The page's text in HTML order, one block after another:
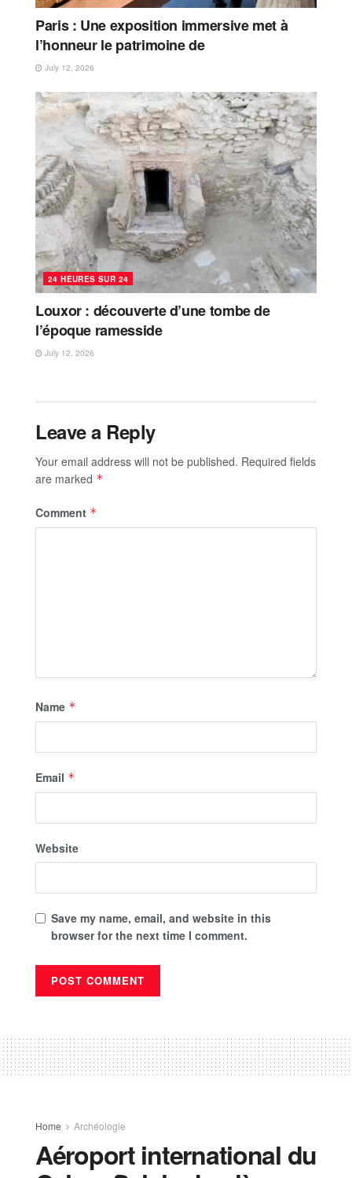
Paris : Une exposition immersive met à
l’honneur le patrimoine de
July 12, 2026
24 HEURES SUR 24
Louxor : découverte d’une tombe de
l’époque ramesside
July 12, 2026
Leave a Reply
Your email address will not be published. Required fields
are marked *
Comment *
Name *
Email *
Website
Save my name, email, and website in this
browser for the next time I comment.
Home Archéologie
Aéroport international du